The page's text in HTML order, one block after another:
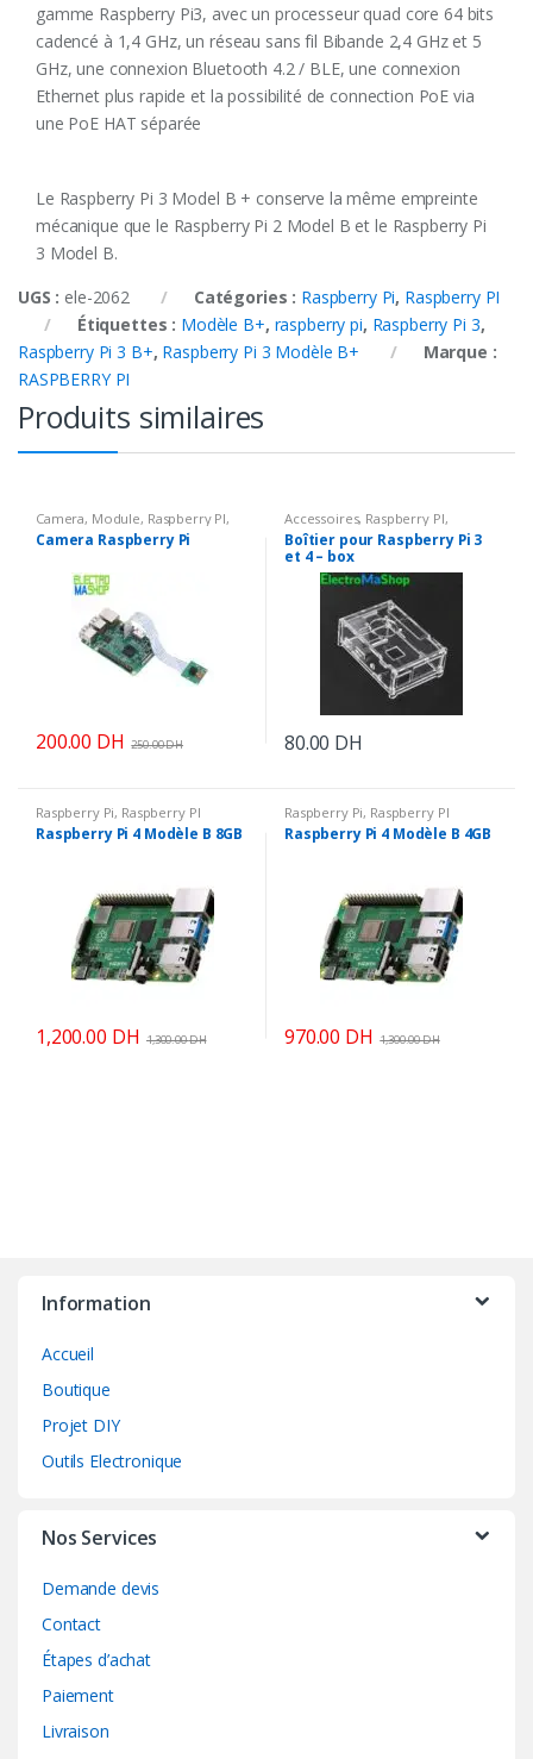
gamme Raspberry Pi3, avec un processeur quad core 64 bits
cadencé à 1,4 GHz, un réseau sans fil Bibande 2,4 GHz et 5
GHz, une connexion Bluetooth 4.2 / BLE, une connexion
Ethernet plus rapide et la possibilité de connection PoE via
une PoE HAT séparée
Le Raspberry Pi 3 Model B + conserve la même empreinte
mécanique que le Raspberry Pi 2 Model B et le Raspberry Pi
3 Model B.
UGS : ele-2062 Catégories : Raspberry Pi, Raspberry PI
Étiquettes : Modèle B+, raspberry pi, Raspberry Pi 3,
Raspberry Pi 3 B+, Raspberry Pi 3 Modèle B+
Marque :
RASPBERRY PI
Produits similaires
Camera, Module, Raspberry PI,
Raspberry Pi
Camera Raspberry Pi
200.00 DH 250.00DH
Accessoires, Raspberry PI,
Raspberry Pi
Boîtier pour Raspberry Pi 3
et 4 – box
80.00 DH
a
plusieurs
options
peuvent
sur
Raspberry Pi, Raspberry PI
Raspberry Pi 4 Modèle B 8GB
1,200.00 DH 1,300.00DH
Raspberry Pi, Raspberry PI
Raspberry Pi 4 Modèle B 4GB
970.00 DH 1,300.00DH
Information
Accueil
Boutique
Projet DIY
Outils Electronique
Nos Services
Demande devis
Contact
Étapes d’achat
Paiement
Livraison